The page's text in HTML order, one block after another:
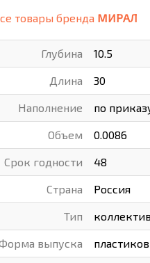
ХОЗТОВАРЫ
ЭЛЕКТРОТОВАРЫ И
товары бренда МИРАЛ
Глубина 10.5
Длина 30
Наполнение по
Объем 0.0086
Срок годности 48
Страна Россия
Тип
выпуска